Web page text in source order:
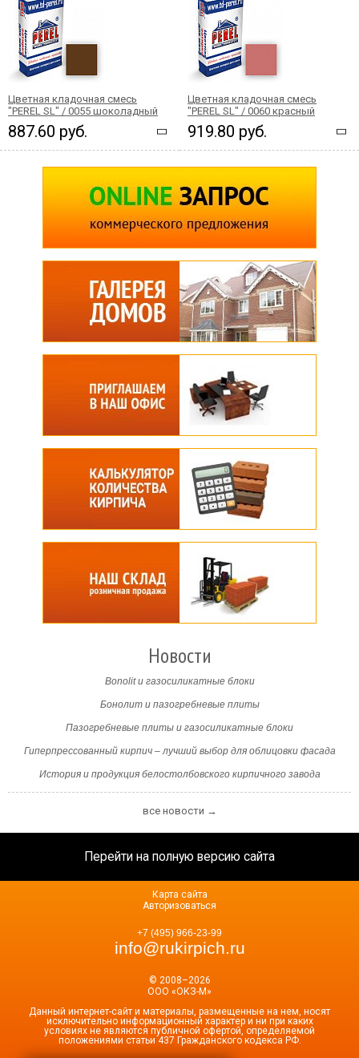
Цветная кладочная смесь
"PEREL SL" / 0055 шоколадный
887.60 руб.
Цветная кладочная смесь
"PEREL SL" / 0060 красный
919.80 руб.
Новости
Bonolit и газосиликатные блоки
Бонолит и пазогребневые плиты
Пазогребневые плиты и газосиликатные блоки
Гиперпрессованный кирпич – лучший выбор для облицовки фасада
История и продукция белостолбовского кирпичного завода
все новости →
Перейти на полную версию сайта
© 2008–2026
ООО «ОКЗ-М»
Данный интернет-сайт и материалы, размещенные на нем, носят
исключительно информационный характер и ни при каких
условиях не являются публичной офертой, определяемой
положениями статьи 437 Гражданского кодекса РФ.
+7 (495) 966-23-99
info@rukirpich.ru
Карта сайта
Авторизоваться